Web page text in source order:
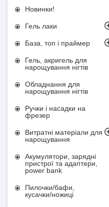
Новинки!
Гель лаки
База, топ і праймер
Гель, акригель для
нарощування нігтів
Обладнання для
нарощування нігтів
Ручки і насадки на
фрезер
Витратні матеріали для
нарощування
Акумулятори, зарядні
пристрої та адаптери,
power bank
Пилочки/бафи,
кусачки/ножиці